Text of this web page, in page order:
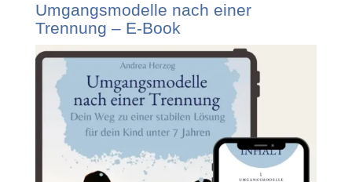
Umgangsmodelle nach einer
Trennung – E-Book